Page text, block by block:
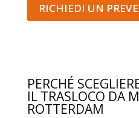
RICHIEDI UN
PERCHÉ
IL TRASLOCO DA
ROTTERDAM